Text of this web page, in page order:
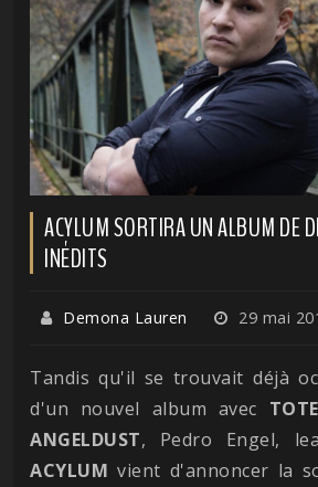
ACYLUM SORTIRA UN ALBUM DE
INÉDITS
Demona Lauren 29 mai
Tandis qu'il se trouvait déjà
d'un nouvel album avec
ANGELDUST, Pedro Engel,
ACYLUM vient d'annoncer la